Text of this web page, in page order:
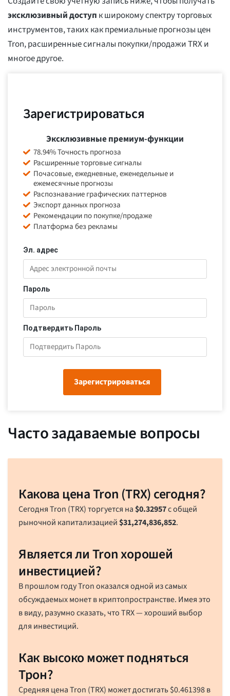
эксклюзивный доступ к широкому спектру торговых
инструментов, таких как премиальные прогнозы цен
Tron, расширенные сигналы покупки/продажи TRX и
многое другое.
Зарегистрироваться
Эл. адрес
Пароль
Подтвердить Пароль
Зарегистрироваться
Эксклюзивные премиум-функции
78.94% Точность прогноза
Расширенные торговые сигналы
Почасовые, ежедневные, еженедельные и
ежемесячные прогнозы
Распознавание графических паттернов
Экспорт данных прогноза
Рекомендации по покупке/продаже
Платформа без рекламы
Часто задаваемые вопросы
Какова цена Tron (TRX) сегодня?
Сегодня Tron (TRX) торгуется на$0.32957с общей
рыночной капитализацией$31,274,836,852.
Является ли Tron хорошей
инвестицией?
В прошлом году Tron оказался одной из самых
обсуждаемых монет в криптопространстве. Имея это
в виду, разумно сказать, что TRX — хороший выбор
для инвестиций.
Как высоко может подняться
Трон?
Средняя цена Tron (TRX) может достигать$0.461398в